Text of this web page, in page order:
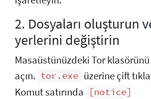
2. Dosyaları oluşturun
yerlerini değiştirin
Masaüstünüzdeki Tor klasörünü
açın. tor.exe üzerine çift
Komut satırında
[notice]